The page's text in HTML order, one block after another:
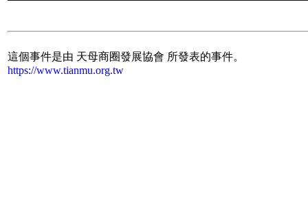
這個事件是由 天母商圈發展協會 所發表的事件。
https://www.tianmu.org.tw